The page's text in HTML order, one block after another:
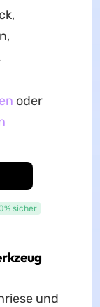
oder
sicher
und